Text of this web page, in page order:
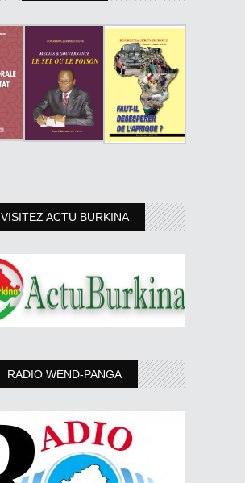
VISITEZ ACTU BURKINA
RADIO WEND-PANGA